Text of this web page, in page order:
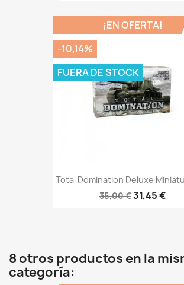
Total Domination Deluxe
35,00 €31,45 €
¡EN OFERTA!
-10,14%
FUERA DE STOCK
8 otros productos en la
categoría: